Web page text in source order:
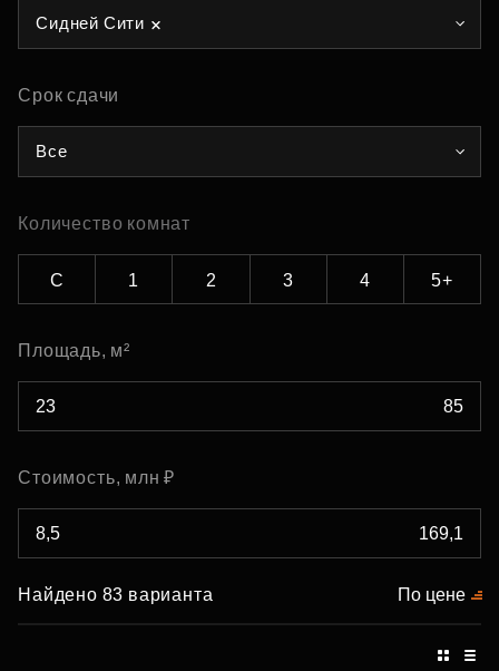
Сидней Сити
Срок сдачи
Все
Количество комнат
С 1 2 3 4 5+
Площадь, м²
Стоимость, млн ₽
Найдено 83 варианта По цене